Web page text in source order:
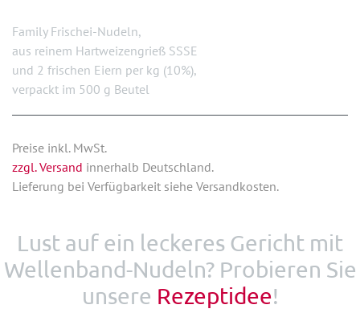
Family Frischei-Nudeln,
aus reinem Hartweizengrieß SSSE
und 2 frischen Eiern per kg (10%),
verpackt im 500 g Beutel
Preise inkl. MwSt.
zzgl. Versand innerhalb Deutschland.
Lieferung bei Verfügbarkeit siehe Versandkosten.
Lust auf ein leckeres Gericht mit
Wellenband-Nudeln? Probieren Sie
unsere Rezeptidee!